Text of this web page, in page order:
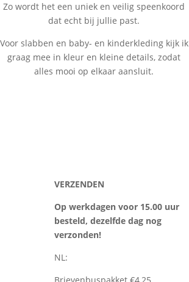
Zo wordt het een uniek en veilig speenkoord
dat echt bij jullie past.
Voor slabben en baby- en kinderkleding kijk ik
graag mee in kleur en kleine details, zodat
alles mooi op elkaar aansluit.
VERZENDEN
Op werkdagen voor 15.00 uur
besteld, dezelfde dag nog
verzonden!
NL:
Brievenbuspakket €4,25